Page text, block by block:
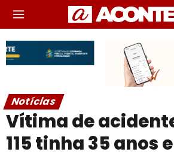
Notícias
Vítima de
115 tinha 35 anos